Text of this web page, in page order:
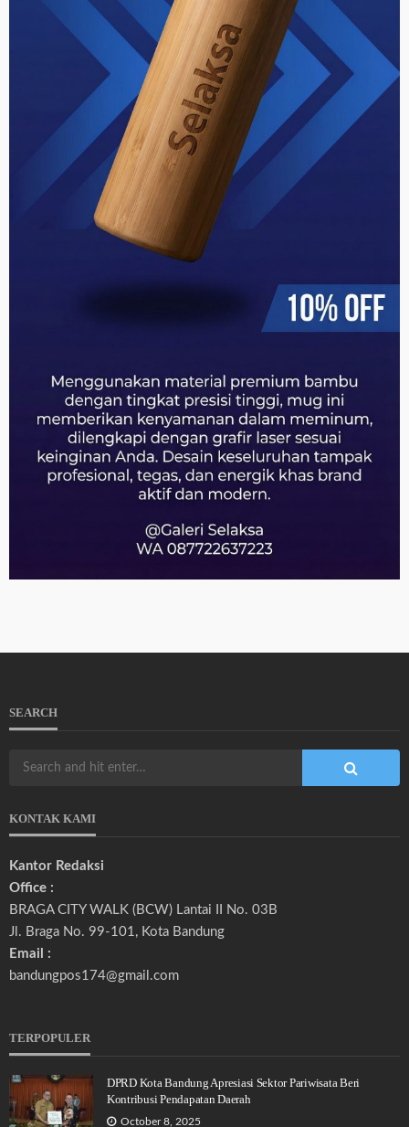
SEARCH
KONTAK KAMI
Kantor Redaksi
Office :
BRAGA CITY WALK (BCW) Lantai II No. 03B
Jl. Braga No. 99-101, Kota Bandung
Email :
bandungpos174@gmail.com
TERPOPULER
DPRD Kota Bandung Apresiasi Sektor Pariwisata Beri
Kontribusi Pendapatan Daerah
October 8, 2025